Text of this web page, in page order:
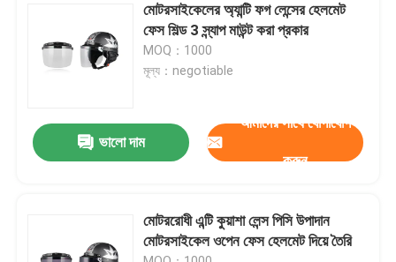
উদ্ধৃতির জন্য আবেদন
নিরাপত্তা চশমা গগলস
মোটরসাইকেলের অ্যান্টি ফগ লেন্সের হেলমেট
ফেস শিল্ড 3 স্ন্যাপ মাউন্ট করা প্রকার
MOQ：1000
মূল্য：negotiable
ভালো দাম
আমাদের সাথে যোগাযোগ
করুন
মোটররোধী এন্টি কুয়াশা লেন্স পিসি উপাদান
মোটরসাইকেল ওপেন ফেস হেলমেট দিয়ে তৈরি